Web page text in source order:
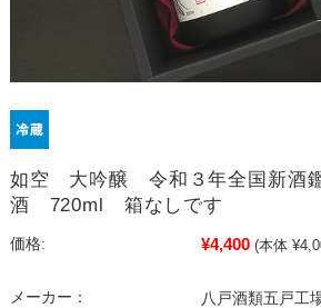
如空 大吟醸 令和３年全国新酒
酒 720ml 箱なしです
価格: ¥4,400 (本体
メーカー：
八戸酒類五戸工